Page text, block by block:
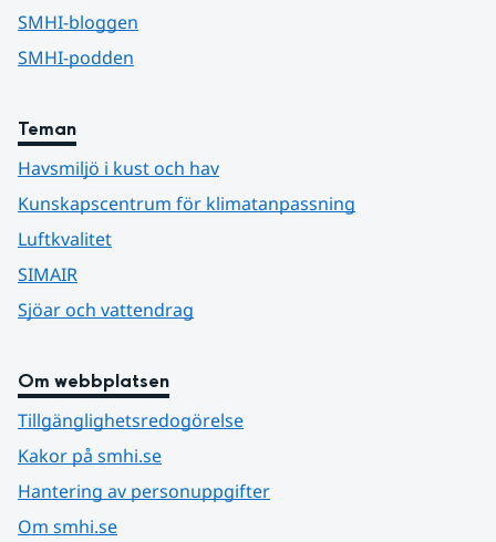
SMHI-bloggen
SMHI-podden
Teman
Havsmiljö i kust och hav
Kunskapscentrum för klimatanpassning
Luftkvalitet
SIMAIR
Sjöar och vattendrag
Om webbplatsen
Tillgänglighetsredogörelse
Kakor på smhi.se
Hantering av personuppgifter
Om smhi.se